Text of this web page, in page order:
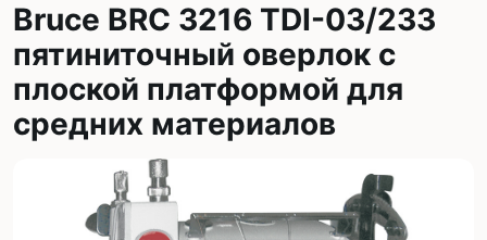
Bruce BRC 3216 TDI-03/233
пятиниточный оверлок с
плоской платформой для
средних материалов